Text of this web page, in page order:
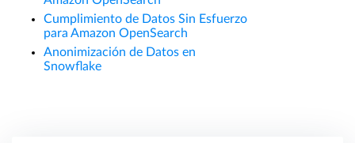
Cumplimiento de Datos Sin Esfuerzo
para Amazon OpenSearch
Anonimización de Datos en
Snowflake